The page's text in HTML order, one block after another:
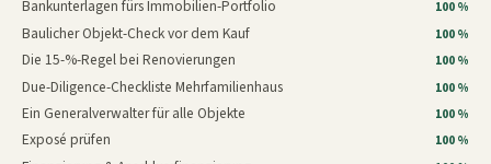
Bankunterlagen fürs Immobilien-Portfolio 100 %
Baulicher Objekt-Check vor dem Kauf 100 %
Die 15-%-Regel bei Renovierungen 100 %
Due-Diligence-Checkliste Mehrfamilienhaus 100 %
Ein Generalverwalter für alle Objekte 100 %
Exposé prüfen 100 %